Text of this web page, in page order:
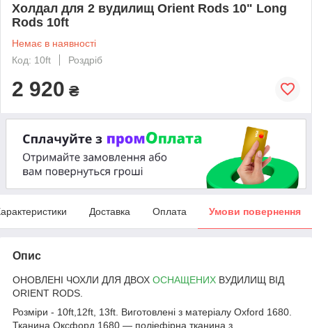
Холдал для 2 вудилищ Orient Rods 10" Long
Rods 10ft
Немає в наявності
Код: 10ft
Роздріб
2 920 ₴
Доставка Оплата Умови повернення
Опис
ОНОВЛЕНІ ЧОХЛИ ДЛЯ ДВОХ ОСНАЩЕНИХ ВУДИЛИЩ ВІД
ORIENT RODS.
Розміри - 10ft,12ft, 13ft. Виготовлені з матеріалу Oxford 1680.
Тканина Оксфорд 1680 — поліефірна тканина з